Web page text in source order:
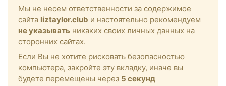
Мы не несем ответственности за содержимое
сайта liztaylor.club и настоятельно рекомендуем
не указывать никаких своих личных данных на
сторонних сайтах.
Если Вы не хотите рисковать безопасностью
компьютера, закройте эту вкладку, иначе вы
будете перемещены через 5 секунд